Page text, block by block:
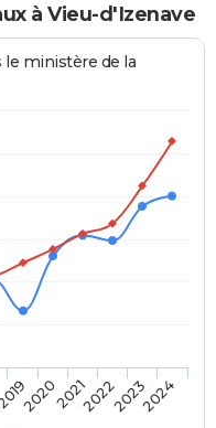
à Vieu-d'Izenave
le ministère de la
20202021202220232024